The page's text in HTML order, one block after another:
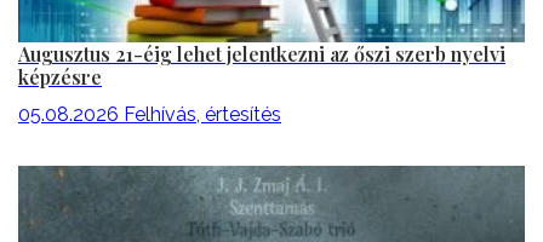
Augusztus 21-éig lehet jelentkezni az őszi szerb nyelvi
képzésre
05.08.2026 Felhívás, értesítés